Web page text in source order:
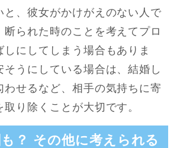
と、彼女がかけがえのない人で
断られた時のことを考えてプロ
しにしてしまう場合もありま
そうにしている場合は、結婚し
わせるなど、相手の気持ちに寄
取り除くことが大切です。
？ その他に考えられる